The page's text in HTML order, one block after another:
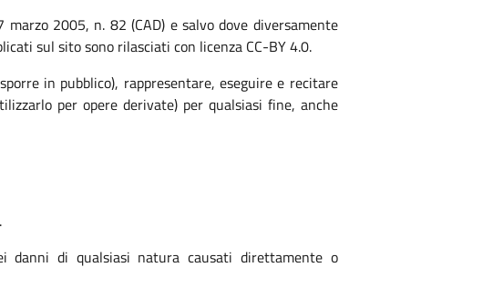
2005, n. 82 (CAD) e salvo dove diversamente
sul sito sono rilasciati con licenza CC-BY 4.0.
in pubblico), rappresentare, eseguire e recitare
per opere derivate) per qualsiasi fine, anche
danni di qualsiasi natura causati direttamente o